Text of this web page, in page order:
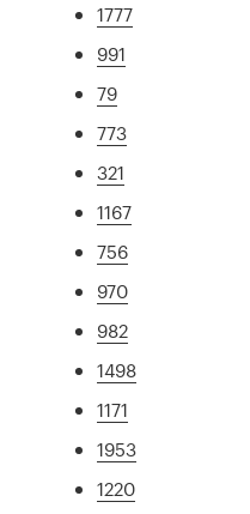
1777
991
79
773
321
1167
756
970
982
1498
1171
1953
1220